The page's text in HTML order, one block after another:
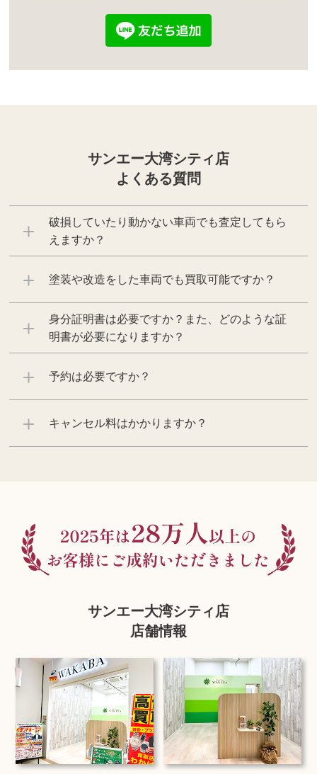
サンエー大湾シティ店
よくある質問
破損していたり動かない車両でも査定してもら
えますか？
塗装や改造をした車両でも買取可能ですか？
身分証明書は必要ですか？また、どのような証
明書が必要になりますか？
予約は必要ですか？
キャンセル料はかかりますか？
サンエー大湾シティ店
店舗情報